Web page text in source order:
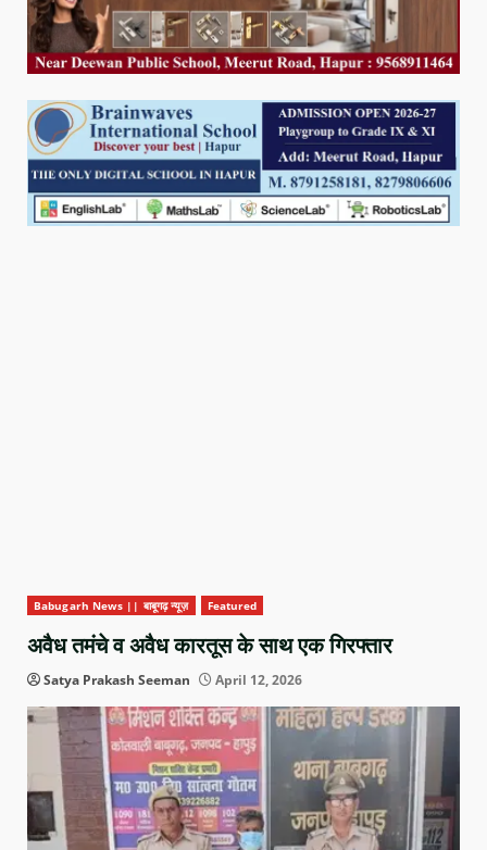
Babugarh News || बाबूगढ़ न्यूज़ Featured
अवैध तमंचे व अवैध कारतूस के साथ एक गिरफ्तार
Satya Prakash Seeman April 12, 2026